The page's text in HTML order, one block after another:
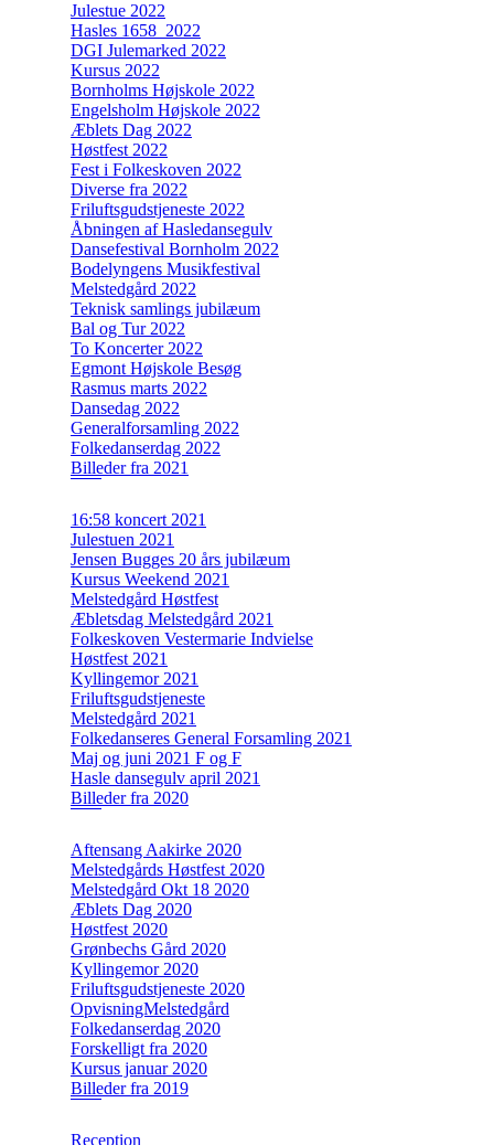
Julestue 2022
Hasles 1658_2022
DGI Julemarked 2022
Kursus 2022
Bornholms Højskole 2022
Engelsholm Højskole 2022
Æblets Dag 2022
Høstfest 2022
Fest i Folkeskoven 2022
Diverse fra 2022
Friluftsgudstjeneste 2022
Åbningen af Hasledansegulv
Dansefestival Bornholm 2022
Bodelyngens Musikfestival
Melstedgård 2022
Teknisk samlings jubilæum
Bal og Tur 2022
To Koncerter 2022
Egmont Højskole Besøg
Rasmus marts 2022
Dansedag 2022
Generalforsamling 2022
Folkedanserdag 2022
Billeder fra 2021
16:58 koncert 2021
Julestuen 2021
Jensen Bugges 20 års jubilæum
Kursus Weekend 2021
Melstedgård Høstfest
Æbletsdag Melstedgård 2021
Folkeskoven Vestermarie Indvielse
Høstfest 2021
Kyllingemor 2021
Friluftsgudstjeneste
Melstedgård 2021
Folkedanseres General Forsamling 2021
Maj og juni 2021 F og F
Hasle dansegulv april 2021
Billeder fra 2020
Aftensang Aakirke 2020
Melstedgårds Høstfest 2020
Melstedgård Okt 18 2020
Æblets Dag 2020
Høstfest 2020
Grønbechs Gård 2020
Kyllingemor 2020
Friluftsgudstjeneste 2020
OpvisningMelstedgård
Folkedanserdag 2020
Forskelligt fra 2020
Kursus januar 2020
Billeder fra 2019
Reception